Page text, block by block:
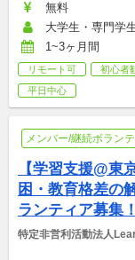
無料
大学生・専門学
1~3ヶ月間
リモート可 初心者
平日中心
メンバー/継続ボラン
【学習支援@東
困・教育格差の
ランティア募集！
特定非営利活動法人